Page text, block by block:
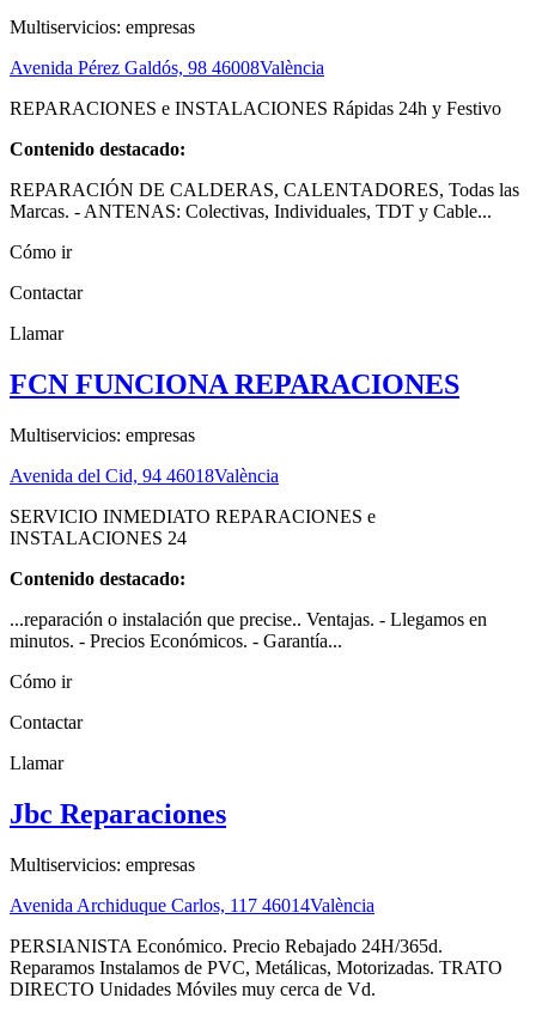
Multiservicios: empresas
Avenida Pérez Galdós, 98 46008València
REPARACIONES e INSTALACIONES Rápidas 24h y Festivo
Contenido destacado:
REPARACIÓN DE CALDERAS, CALENTADORES, Todas las
Marcas. - ANTENAS: Colectivas, Individuales, TDT y Cable...
Cómo ir
Contactar
Llamar
FCN FUNCIONA REPARACIONES
Multiservicios: empresas
Avenida del Cid, 94 46018València
SERVICIO INMEDIATO REPARACIONES e
INSTALACIONES 24
Contenido destacado:
...reparación o instalación que precise.. Ventajas. - Llegamos en
minutos. - Precios Económicos. - Garantía...
Cómo ir
Contactar
Llamar
Jbc Reparaciones
Multiservicios: empresas
Avenida Archiduque Carlos, 117 46014València
PERSIANISTA Económico. Precio Rebajado 24H/365d.
Reparamos Instalamos de PVC, Metálicas, Motorizadas. TRATO
DIRECTO Unidades Móviles muy cerca de Vd.